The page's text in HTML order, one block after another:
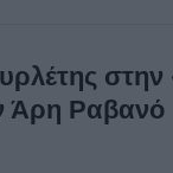
Άρη Ραβανό